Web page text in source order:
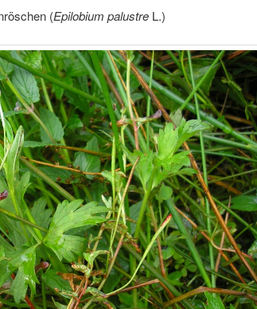
(Epilobium palustreL.)